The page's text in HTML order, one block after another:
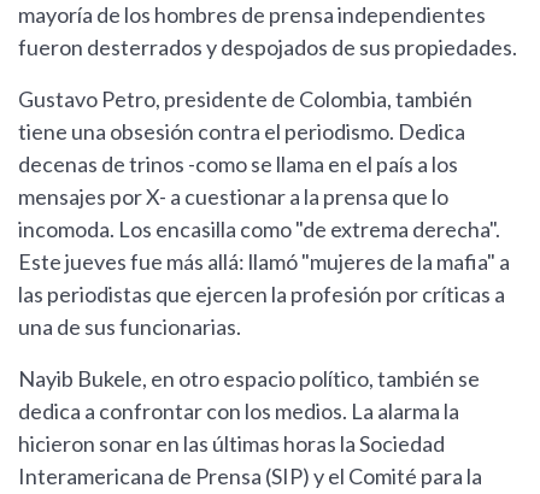
mayoría de los hombres de prensa independientes
fueron desterrados y despojados de sus propiedades.
Gustavo Petro, presidente de Colombia, también
tiene una obsesión contra el periodismo. Dedica
decenas de trinos -como se llama en el país a los
mensajes por X- a cuestionar a la prensa que lo
incomoda. Los encasilla como "de extrema derecha".
Este jueves fue más allá: llamó "mujeres de la mafia" a
las periodistas que ejercen la profesión por críticas a
una de sus funcionarias.
Nayib Bukele, en otro espacio político, también se
dedica a confrontar con los medios. La alarma la
hicieron sonar en las últimas horas la Sociedad
Interamericana de Prensa (SIP) y el Comité para la